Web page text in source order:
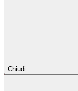
Chiudi